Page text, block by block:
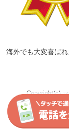
海外でも大変喜ば
Copyright(c)